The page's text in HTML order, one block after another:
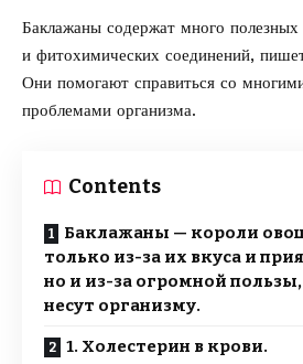
Баклажаны содержат много
и фитохимических соединений,
Они помогают справиться со
проблемами организма.
Contents
Баклажаны — короли
только из-за их вкуса и
но и из-за огромной
несут организму.
1. Холестерин в крови.